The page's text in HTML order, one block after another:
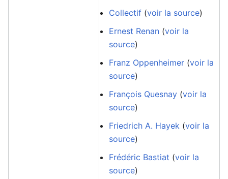
Collectif (voir la source)
Ernest Renan (voir la
source)
Franz Oppenheimer (voir la
source)
François Quesnay (voir la
source)
Friedrich A. Hayek (voir la
source)
Frédéric Bastiat (voir la
source)